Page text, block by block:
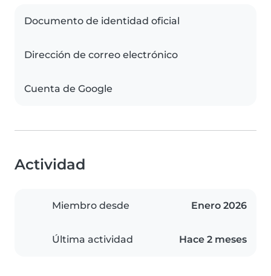
Documento de identidad oficial
Dirección de correo electrónico
Cuenta de Google
Actividad
Miembro desde Enero 2026
Última actividad Hace 2 meses